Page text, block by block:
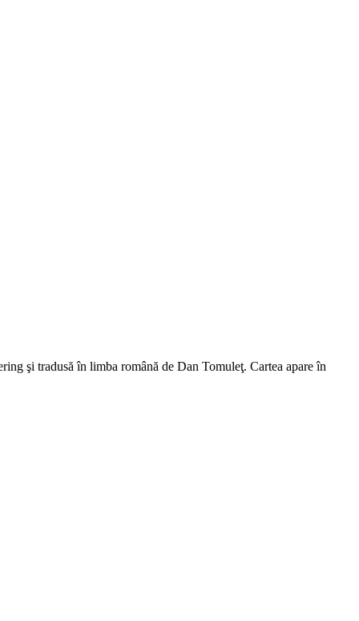
şi tradusă în limba română de Dan Tomuleţ. Cartea apare în